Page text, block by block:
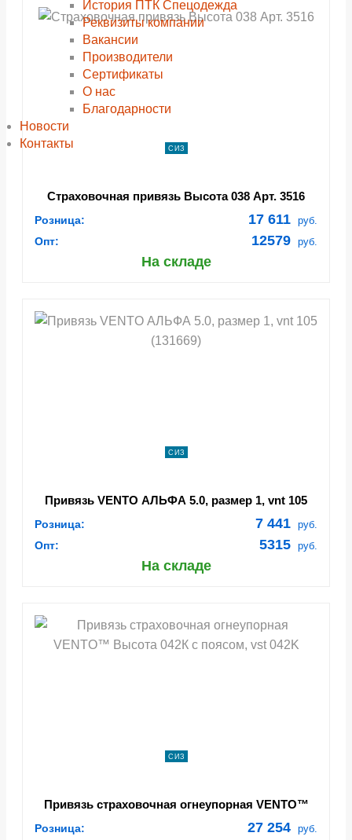
История ПТК Спецодежда
Реквизиты компании
Вакансии
Производители
Сертификаты
О нас
Благодарности
Новости
Контакты
СИЗ
Страховочная привязь Высота 038 Арт. 3516
Розница: 17 611 руб.
Опт: 12579 руб.
На складе
СИЗ
Привязь VENTO АЛЬФА 5.0, размер 1, vnt 105
Розница: 7 441 руб.
Опт: 5315 руб.
На складе
СИЗ
Привязь страховочная огнеупорная VENTO™
Розница: 27 254 руб.